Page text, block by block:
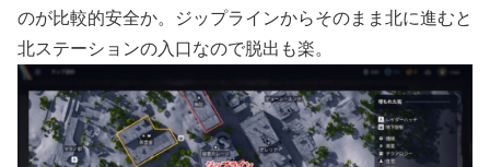
のが比較的安全か。ジップラインからそのまま北に進むと
北ステーションの入口なので脱出も楽。